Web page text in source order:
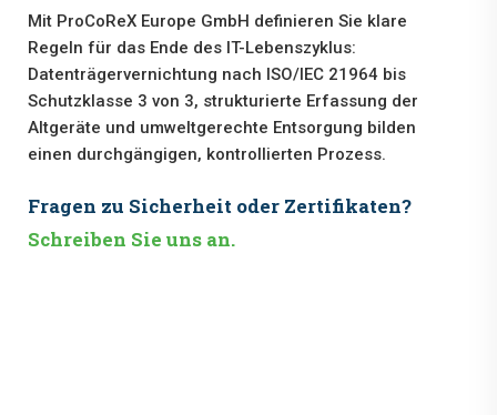
Mit ProCoReX Europe GmbH definieren Sie klare
Regeln für das Ende des IT-Lebenszyklus:
Datenträgervernichtung nach ISO/IEC 21964 bis
Schutzklasse 3 von 3, strukturierte Erfassung der
Altgeräte und umweltgerechte Entsorgung bilden
einen durchgängigen, kontrollierten Prozess.
Fragen zu Sicherheit oder Zertifikaten?
Schreiben Sie uns an.